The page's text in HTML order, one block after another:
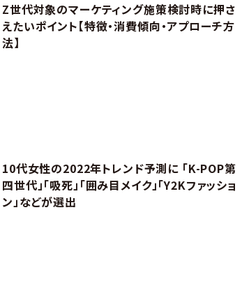
Z世代対象のマーケティング施策検討時に押さ
えたいポイント【特徴・消費傾向・アプローチ方
法】
10代女性の2022年トレンド予測に 「K-POP第
四世代」「吸死」「囲み目メイク」「Y2Kファッショ
ン」などが選出